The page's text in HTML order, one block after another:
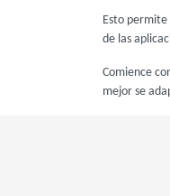
Esto
de las
Comience
mejor se